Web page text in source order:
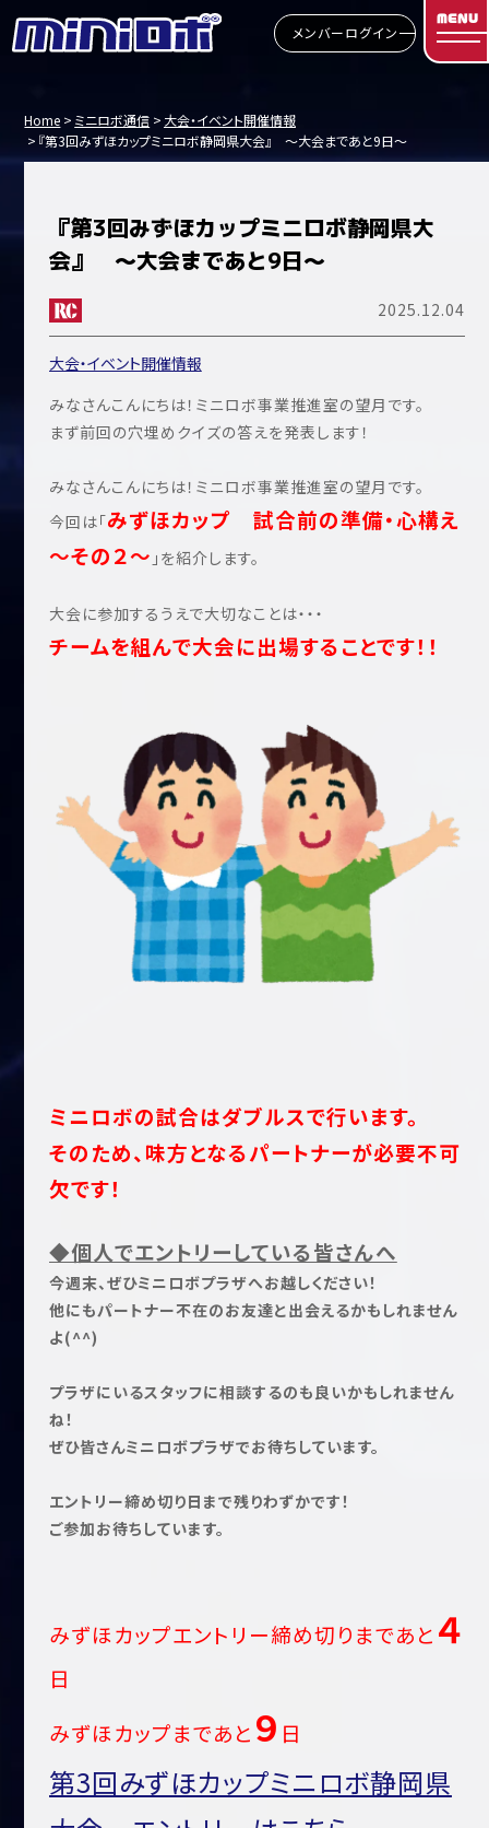
メンバーログイン
MENU
Home ミニロボ通信
大会・イベント開催情報
『第3回みずほカップミニロボ静岡県大会』 ～大会まであと9日～
『第3回みずほカップミニロボ静岡県大
会』 ～大会まであと9日～
2025.12.04
大会・イベント開催情報
みなさんこんにちは！ミニロボ事業推進室の望月です。
まず前回の穴埋めクイズの答えを発表します！
みなさんこんにちは！ミニロボ事業推進室の望月です。
今回は「みずほカップ 試合前の準備・心構え
～その２～ 」を紹介します。
大会に参加するうえで大切なことは・・・
チームを組んで大会に出場することです！！
ミニロボの試合はダブルスで行います。
そのため、味方となるパートナーが必要不可
欠です！
◆個人でエントリーしている皆さんへ
今週末、ぜひミニロボプラザへお越しください！
他にもパートナー不在のお友達と出会えるかもしれません
よ(^^)
プラザにいるスタッフに相談するのも良いかもしれません
ね！
ぜひ皆さんミニロボプラザでお待ちしています。
エントリー締め切り日まで残りわずかです！
ご参加お待ちしています。
みずほカップエントリー締め切りまであと ４
日
みずほカップまであと ９ 日
第3回みずほカップミニロボ静岡県